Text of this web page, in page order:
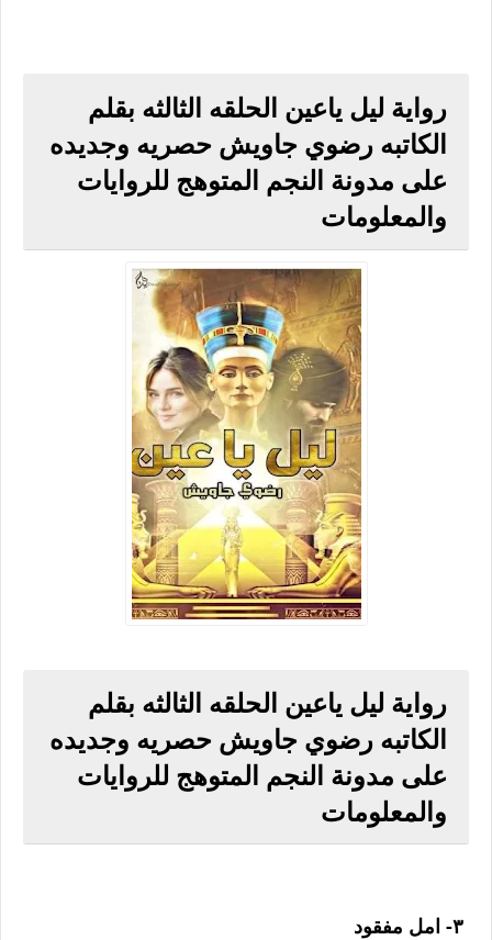
رواية ليل ياعين الحلقه الثالثه بقلم
الكاتبه رضوي جاويش حصريه وجديده
على مدونة النجم المتوهج للروايات
والمعلومات
رواية ليل ياعين الحلقه الثالثه بقلم
الكاتبه رضوي جاويش حصريه وجديده
على مدونة النجم المتوهج للروايات
والمعلومات